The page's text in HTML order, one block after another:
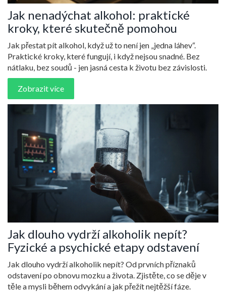
Jak nenadýchat alkohol: praktické
kroky, které skutečně pomohou
Jak přestat pít alkohol, když už to není jen „jedna láhev“.
Praktické kroky, které fungují, i když nejsou snadné. Bez
nátlaku, bez soudů - jen jasná cesta k životu bez závislosti.
Zobrazit více
Jak dlouho vydrží alkoholik nepít?
Fyzické a psychické etapy odstavení
Jak dlouho vydrží alkoholik nepít? Od prvních příznaků
odstavení po obnovu mozku a života. Zjistěte, co se děje v
těle a mysli během odvykání a jak přežít nejtěžší fáze.